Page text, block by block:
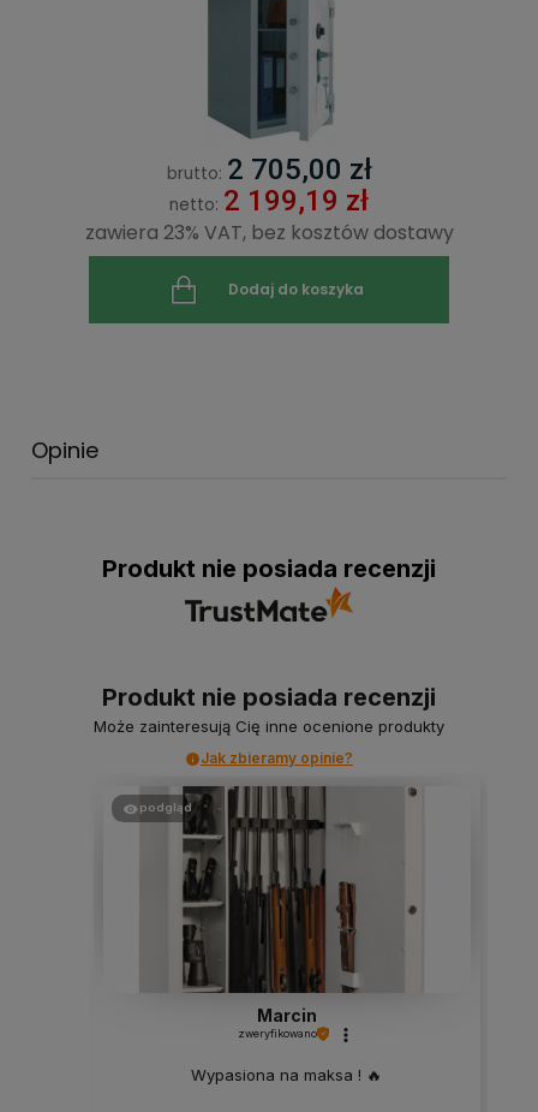
brutto: 2 705,00 zł
netto: 2 199,19 zł
zawiera 23% VAT, bez kosztów dostawy
Dodaj do koszyka
Opinie
Produkt nie posiada recenzji
Produkt nie posiada recenzji
Może zainteresują Cię inne ocenione produkty
Jak zbieramy opinie?
podgląd
Marcin
zweryfikowano
Wypasiona na maksa ! 🔥